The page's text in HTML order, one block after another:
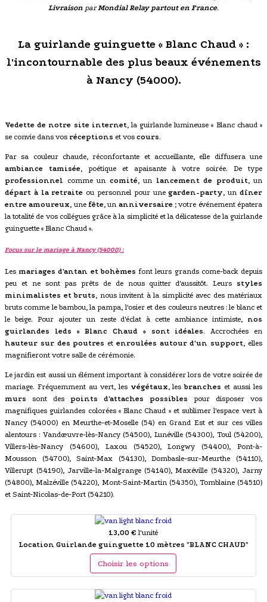
Livraison parMondial Relay partout en France.
La guirlande guinguette « Blanc Chaud » :
l'incontournable des plus beaux événements
à Nancy (54000).
Vedette de notre site internet, la guirlande lumineuse « Blanc chaud »
se convie dans vos réceptions et vos cours.
Par sa couleur chaude, réconfortante et accueillante, elle diffusera une
ambiance tamisée, poétique et apaisante à votre soirée. De type
professionnel comme un comité, un lancement de produit, un
départ à la retraite ou personnel pour unegarden-party , undîner
entre amoureux , une fête , un anniversaire; votre événement épatera
la totalité de vos collégues grâce à la simplicité et la délicatesse de la guirlande
guinguette « Blanc Chaud ».
Focus sur le mariage à Nancy (54000) :
Les mariages d'antan et bohèmes font leurs grands come-back depuis
peu et ne sont pas prêts de de nous quitter d'aussitôt. Leurs styles
minimalistes et bruts , nous invitent à la simplicité avec des matériaux
bruts comme le bambou, la pampa, l'osier et des couleurs neutres : le blanc et
le beige. Pour ajouter un zeste d'éclat à cette ambiance intimiste, nos
guirlandes leds « Blanc Chaud » sont idéales. Accrochées en
hauteur sur des poutres et enroulées autour d'un support , elles
magnifieront votre salle de cérémonie.
Le jardin est aussi un élément important à considérer lors de votre soirée de
mariage. Fréquemment au vert, les végétaux , lesbranches et aussi les
murs sont des points d'attaches possibles pour disposer vos
magnifiques guirlandes colorées « Blanc Chaud » et sublimer l'espace vert à
Nancy (54000) en Meurthe-et-Moselle (54) en Grand Est et sur ces villes
alentours : Vandœuvre-lès-Nancy (54500), Lunéville (54300), Toul (54200),
Villers-lès-Nancy (54600), Laxou (54520), Longwy (54400), Pont-à-
Mousson (54700), Saint-Max (54130), Dombasle-sur-Meurthe (54110),
Villerupt (54190), Jarville-la-Malgrange (54140), Maxéville (54320), Jarny
(54800), Malzéville (54220), Mont-Saint-Martin (54350), Tomblaine (54510)
et Saint-Nicolas-de-Port (54210).
13,00 € l'unité
Location Guirlande guinguette 10 mètres "BLANC CHAUD"
Choisir les options